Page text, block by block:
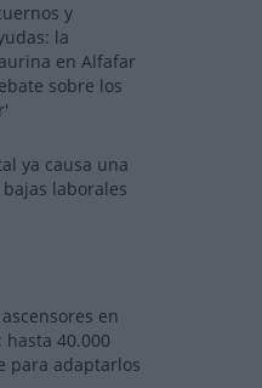
y
la
en Alfafar
sobre los
ya causa una
laborales
en
hasta 40.000
para adaptarlos